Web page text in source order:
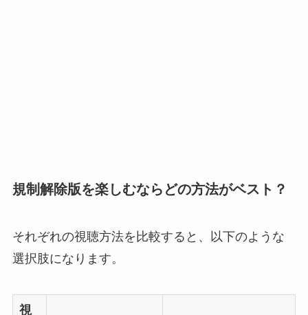
規制解除版を楽しむならどの方法がベスト？
それぞれの視聴方法を比較すると、以下のような
選択肢になります。
視